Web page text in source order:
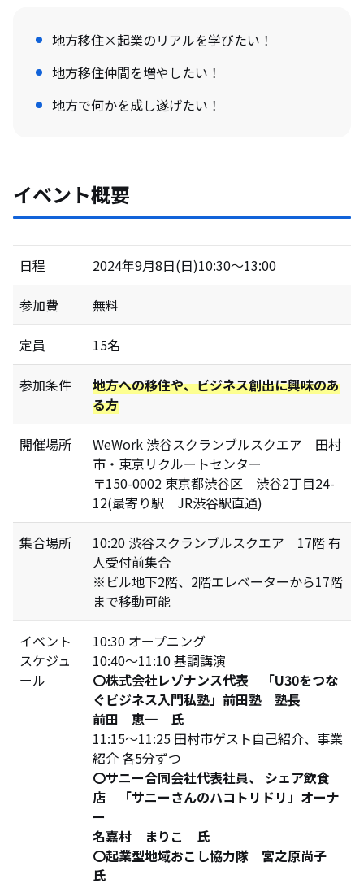
地方移住×起業のリアルを学びたい！
地方移住仲間を増やしたい！
地方で何かを成し遂げたい！
イベント概要
日程 2024年9月8日(日)10:30～13:00
参加費 無料
定員 15名
参加条件
地方への移住や、ビジネス創出に興味のあ
る方
開催場所
WeWork 渋谷スクランブルスクエア 田村
市・東京リクルートセンター
〒150-0002 東京都渋谷区 渋谷2丁目24-
12(最寄り駅 JR渋谷駅直通)
集合場所
10:20 渋谷スクランブルスクエア 17階 有
人受付前集合
※ビル地下2階、2階エレベーターから17階
まで移動可能
イベント
スケジュ
ール
10:30 オープニング
10:40～11:10 基調講演
〇株式会社レゾナンス代表 「U30をつな
ぐビジネス入門私塾」前田塾 塾長
前田 恵一 氏
11:15～11:25 田村市ゲスト自己紹介、事業
紹介 各5分ずつ
〇サニー合同会社代表社員、 シェア飲食
店 「サニーさんのハコトリドリ」オーナ
ー
名嘉村 まりこ 氏
〇起業型地域おこし協力隊 宮之原尚子
氏